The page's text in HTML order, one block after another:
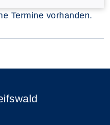
Termine vorhanden.